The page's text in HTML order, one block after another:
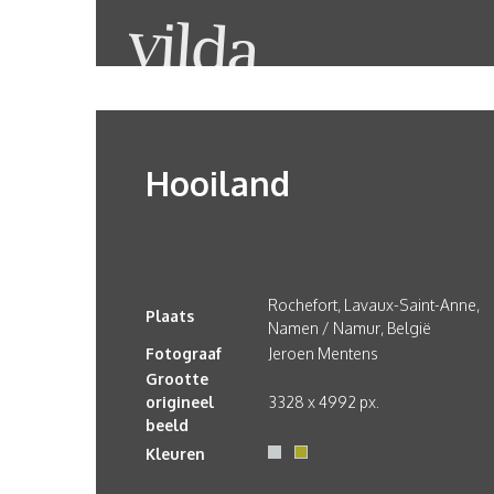
Hooiland
Plaats
Rochefort, Lavaux-Saint-Anne,
Namen / Namur, België
Fotograaf
Jeroen Mentens
Grootte
origineel
beeld
3328 x 4992 px.
Kleuren